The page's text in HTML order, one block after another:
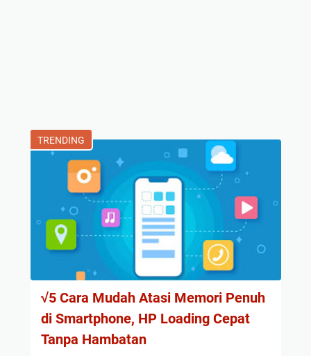
TRENDING
√5 Cara Mudah Atasi Memori Penuh
di Smartphone, HP Loading Cepat
Tanpa Hambatan